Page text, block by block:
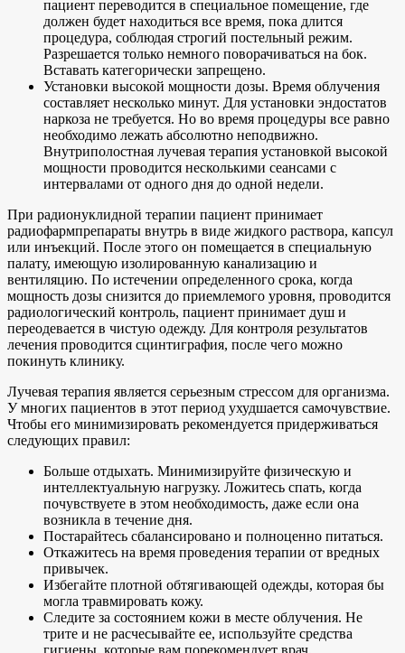
пациент переводится в специальное помещение, где
должен будет находиться все время, пока длится
процедура, соблюдая строгий постельный режим.
Разрешается только немного поворачиваться на бок.
Вставать категорически запрещено.
Установки высокой мощности дозы. Время облучения
составляет несколько минут. Для установки эндостатов
наркоза не требуется. Но во время процедуры все равно
необходимо лежать абсолютно неподвижно.
Внутриполостная лучевая терапия установкой высокой
мощности проводится несколькими сеансами с
интервалами от одного дня до одной недели.
При радионуклидной терапии пациент принимает
радиофармпрепараты внутрь в виде жидкого раствора, капсул
или инъекций. После этого он помещается в специальную
палату, имеющую изолированную канализацию и
вентиляцию. По истечении определенного срока, когда
мощность дозы снизится до приемлемого уровня, проводится
радиологический контроль, пациент принимает душ и
переодевается в чистую одежду. Для контроля результатов
лечения проводится сцинтиграфия, после чего можно
покинуть клинику.
Лучевая терапия является серьезным стрессом для организма.
У многих пациентов в этот период ухудшается самочувствие.
Чтобы его минимизировать рекомендуется придерживаться
следующих правил:
Больше отдыхать. Минимизируйте физическую и
интеллектуальную нагрузку. Ложитесь спать, когда
почувствуете в этом необходимость, даже если она
возникла в течение дня.
Постарайтесь сбалансировано и полноценно питаться.
Откажитесь на время проведения терапии от вредных
привычек.
Избегайте плотной обтягивающей одежды, которая бы
могла травмировать кожу.
Следите за состоянием кожи в месте облучения. Не
трите и не расчесывайте ее, используйте средства
гигиены, которые вам порекомендует врач.